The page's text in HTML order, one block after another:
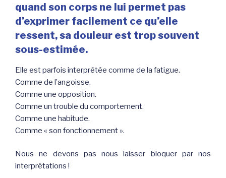
quand son corps ne lui permet pas
d’exprimer facilement ce qu’elle
ressent, sa douleur est trop souvent
sous-estimée.
Elle est parfois interprétée comme de la fatigue.
Comme de l’angoisse.
Comme une opposition.
Comme un trouble du comportement.
Comme une habitude.
Comme « son fonctionnement ».
Nous ne devons pas nous laisser bloquer par nos
interprétations !